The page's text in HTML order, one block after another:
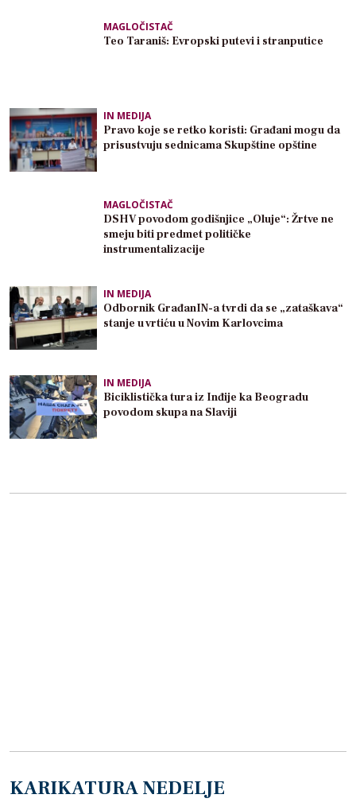
MAGLOČISTAČ
Teo Taraniš: Evropski putevi i stranputice
IN MEDIJA
Pravo koje se retko koristi: Građani mogu da
prisustvuju sednicama Skupštine opštine
MAGLOČISTAČ
DSHV povodom godišnjice „Oluje“: Žrtve ne
smeju biti predmet političke
instrumentalizacije
IN MEDIJA
Odbornik GrađanIN-a tvrdi da se „zataškava“
stanje u vrtiću u Novim Karlovcima
IN MEDIJA
Biciklistička tura iz Inđije ka Beogradu
povodom skupa na Slaviji
KARIKATURA NEDELJE